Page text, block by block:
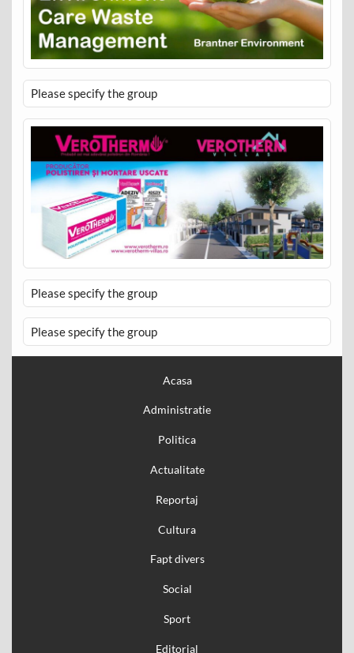
Please specify the group
Please specify the group
Please specify the group
Acasa
Administratie
Politica
Actualitate
Reportaj
Cultura
Fapt divers
Social
Sport
Editorial